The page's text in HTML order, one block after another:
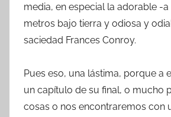
media, en especial la adorable -
metros bajo tierra y odiosa y
saciedad Frances Conroy.
Pues eso, una lástima, porque a
un capítulo de su final, o mucho
cosas o nos encontraremos con